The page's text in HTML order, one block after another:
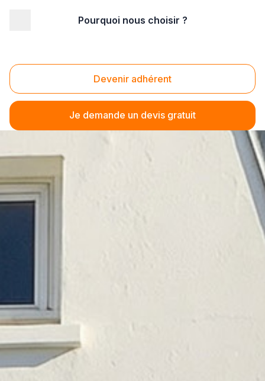
Pourquoi nous choisir ?
Devenir adhérent
Je demande un devis gratuit